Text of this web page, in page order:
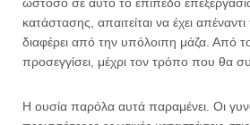
κατάστασης, απαιτείται να έχει
διαφέρει από την υπόλοιπη μάζα. Από
προσεγγίσει, μέχρι τον τρόπο που θα
Η ουσία παρόλα αυτά παραμένει. Οι